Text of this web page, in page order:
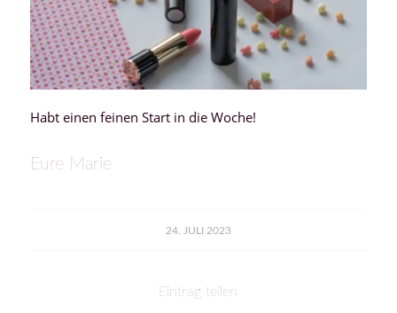
Habt einen feinen Start in die Woche!
Eure Marie
24. JULI 2023
Eintrag teilen